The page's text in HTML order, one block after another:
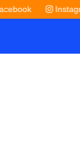
Instagram